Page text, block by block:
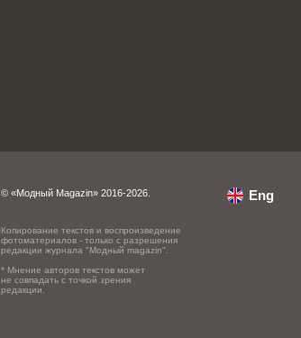
© «Модный Magazin» 2016-2026.
Копирование текстов и воспроизведение
фотоматериалов - только с разрешения
редакции журнала "Модный magazin".
* Мнение авторов текстов может
не совпадать с точкой зрения
редакции.
Eng